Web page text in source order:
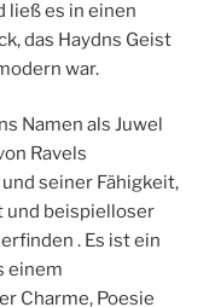
ließ es in einen
das Haydns Geist
war.
Namen als Juwel
Ravels
seiner Fähigkeit,
und beispielloser
. Es ist ein
einem
Charme, Poesie